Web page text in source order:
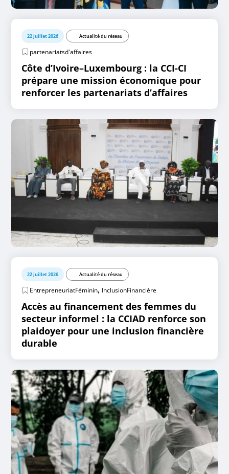
22 juillet 2026 Actualité du réseau
partenariatsd'affaires
Côte d’Ivoire–Luxembourg : la CCI-CI
prépare une mission économique pour
renforcer les partenariats d’affaires
22 juillet 2026 Actualité du réseau
EntrepreneuriatFéminin, InclusionFinancière
Accès au financement des femmes du
secteur informel : la CCIAD renforce son
plaidoyer pour une inclusion financière
durable